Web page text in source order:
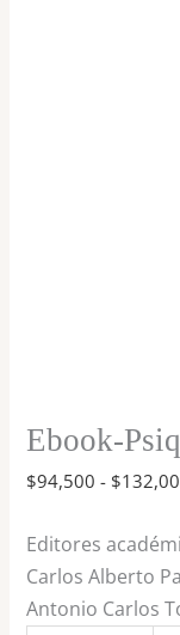
Ebook-
$94,500 - $
Editores
Carlos Alberto
Antonio Carlos